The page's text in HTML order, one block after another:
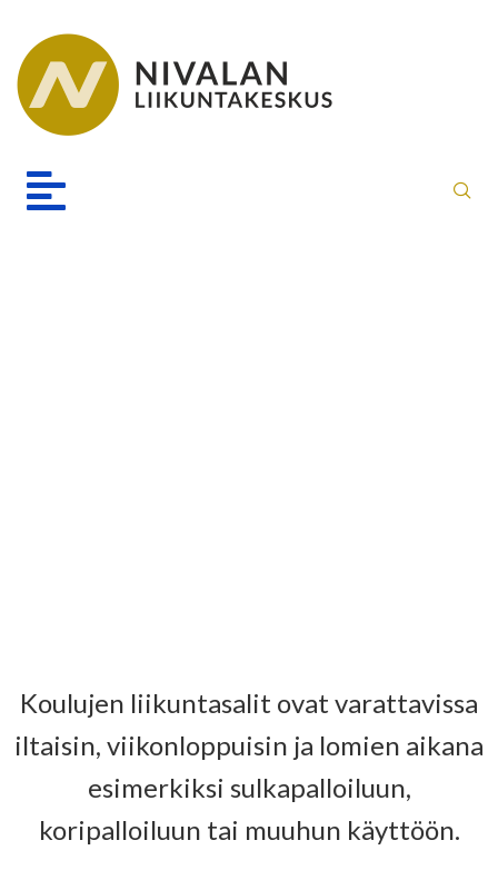
Koulujen liikuntasalit ovat varattavissa
iltaisin, viikonloppuisin ja lomien aikana
esimerkiksi sulkapalloiluun,
koripalloiluun tai muuhun käyttöön.